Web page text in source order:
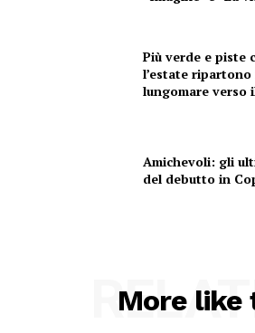
Più verde e piste
l’estate
lungomare verso
Amichevoli: gli
del debutto in
More like